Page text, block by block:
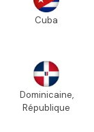
Cuba
Dominicaine,
République